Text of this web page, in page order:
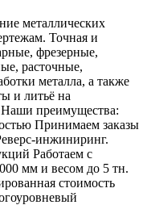
металлических
Точная и
фрезерные,
расточные,
металла, a также
и литьё нa
преимущества:
Принимаем заказы
инжиниринг.
Работаем с
мм и весом до 5 тн.
стоимость